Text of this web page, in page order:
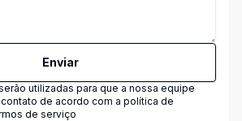
Enviar
utilizadas para que a nossa equipe
de acordo com a política de
de serviço